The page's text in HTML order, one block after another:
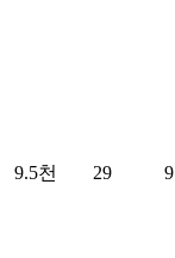
9.5천 29 9